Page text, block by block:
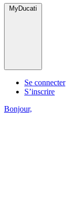
MyDucati
Se connecter
S’inscrire
Bonjour,